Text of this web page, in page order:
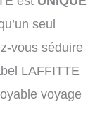
seul
vous séduire
LAFFITTE
voyage